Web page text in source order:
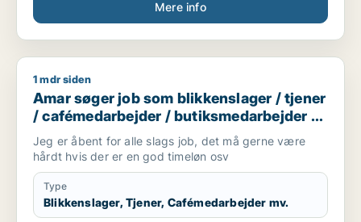
Mere info
Amar søger job som blikkenslager / tjener /
1 mdr siden
Amar søger job som blikkenslager / tjener
/ cafémedarbejder / butiksmedarbejder /
blomsterhandler
Jeg er åbent for alle slags job, det må gerne være
hårdt hvis der er en god timeløn osv
Type
Blikkenslager, Tjener, Cafémedarbejder mv.